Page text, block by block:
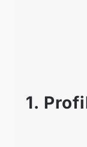
1.